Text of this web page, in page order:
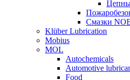
Смазки
Klüber Lubrication
Mobius
MOL
Autochemicals
Automotive
Food